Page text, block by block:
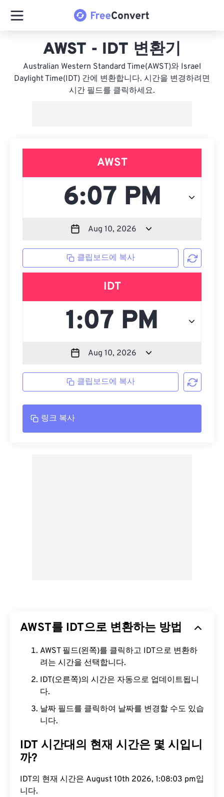
AWST - IDT 변환기
Australian Western Standard Time(AWST)와 Israel
Daylight Time(IDT) 간에 변환합니다. 시간을 변경하려면
시간 필드를 클릭하세요.
AWST
클립보드에 복사
IDT
클립보드에 복사
링크 복사
AWST를 IDT으로 변환하는 방법
AWST 필드(왼쪽)를 클릭하고 IDT으로 변환하
려는 시간을 선택합니다.
IDT(오른쪽)의 시간은 자동으로 업데이트됩니
다.
날짜 필드를 클릭하여 날짜를 변경할 수도 있습
니다.
IDT 시간대의 현재 시간은 몇 시입니
까?
IDT의 현재 시간은 August 10th 2026, 1:08:04 pm입
니다.